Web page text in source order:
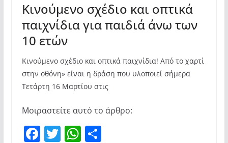
Κινούμενο σχέδιο και οπτικά
παιχνίδια για παιδιά άνω των
10 ετών
Κινούμενο σχέδιο και οπτικά παιχνίδια! Από το χαρτί
στην οθόνη» είναι η δράση που υλοποιεί σήμερα
Τετάρτη 16 Μαρτίου στις
Μοιραστείτε αυτό το άρθρο:
F T W Μ